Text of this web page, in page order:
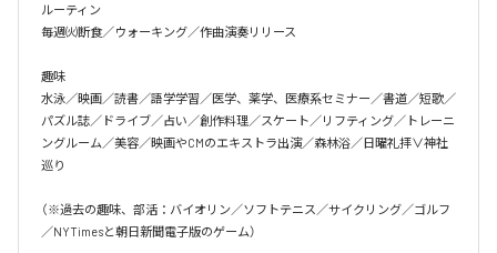
ルーティン
毎週㈫断食／ウォーキング／作曲演奏リリース
趣味
水泳／映画／読書／語学学習／医学、薬学、医療系セミナー／書道／短歌／
パズル誌／ドライブ／占い／創作料理／スケート／リフティング／トレーニ
ングルーム／美容／映画やCMのエキストラ出演／森林浴／日曜礼拝∨神社
巡り
（※過去の趣味、部活：バイオリン／ソフトテニス／サイクリング／ゴルフ
／NYTimesと朝日新聞電子版のゲーム）